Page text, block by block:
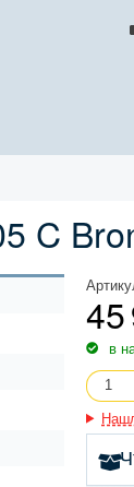
C
45
в